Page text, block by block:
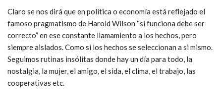
Claro se nos dirá que en política o economía está reflejado el
famoso pragmatismo de Harold Wilson “si funciona debe ser
correcto” en ese constante llamamiento a los hechos, pero
siempre aislados. Como si los hechos se seleccionan a si mismo.
Seguimos rutinas insólitas donde hay un día para todo, la
nostalgia, la mujer, el amigo, el sida, el clima, el trabajo, las
cooperativas etc.